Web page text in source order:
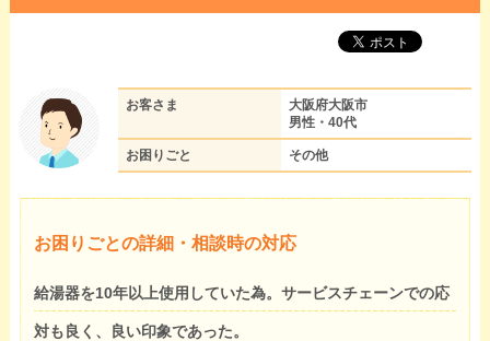
お客さま
大阪府大阪市
男性・40代
お困りごと その他
お困りごとの詳細・相談時の対応
給湯器を10年以上使用していた為。サービスチェーンでの応
対も良く、良い印象であった。